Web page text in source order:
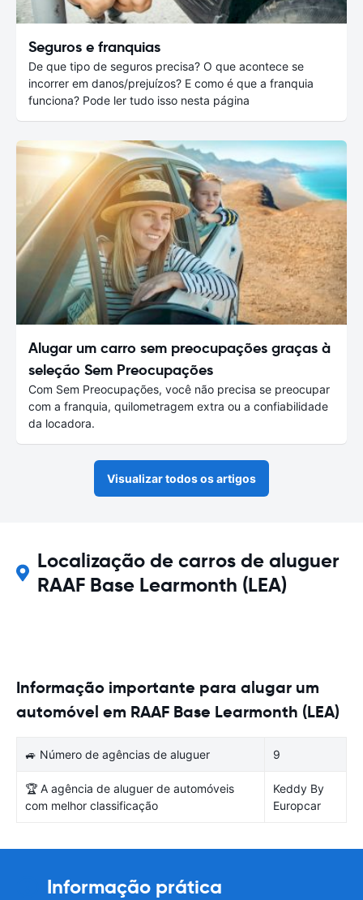
Seguros e franquias
De que tipo de seguros precisa? O que acontece se
incorrer em danos/prejuízos? E como é que a franquia
funciona? Pode ler tudo isso nesta página
Alugar um carro sem preocupações graças à
seleção Sem Preocupações
Com Sem Preocupações, você não precisa se preocupar
com a franquia, quilometragem extra ou a confiabilidade
da locadora.
Visualizar todos os artigos
Localização de carros de aluguer
RAAF Base Learmonth (LEA)
Informação importante para alugar um
automóvel em RAAF Base Learmonth (LEA)
🚙 Número de agências de aluguer 9
🏆 A agência de aluguer de automóveis
com melhor classificação
Keddy By
Europcar
Informação prática